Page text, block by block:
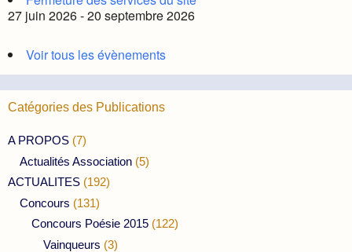
27 juin 2026 - 20 septembre 2026
Voir tous les évènements
Catégories des Publications
A PROPOS (7)
Actualités Association (5)
ACTUALITES (192)
Concours (131)
Concours Poésie 2015 (122)
Vainqueurs (3)